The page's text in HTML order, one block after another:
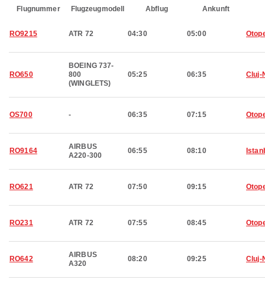
Flugnummer Flugzeugmodell Abflug Ankunft
RO9215 ATR 72 04:30 05:00
RO650
BOEING 737-
800
(WINGLETS)
05:25 06:35 Cluj-
OS700 - 06:35 07:15
RO9164
AIRBUS
A220-300
06:55 08:10
RO621 ATR 72 07:50 09:15
RO231 ATR 72 07:55 08:45
RO642
AIRBUS
A320
08:20 09:25 Cluj-